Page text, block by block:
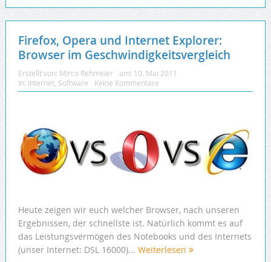
Firefox, Opera und Internet Explorer:
Browser im Geschwindigkeitsvergleich
Erstellt von: Mirco Rehmeier am: 10. Mai 2011
In: Internet, Software Keine Kommentare
Heute zeigen wir euch welcher Browser, nach unseren
Ergebnissen, der schnellste ist. Natürlich kommt es auf
das Leistungsvermögen des Notebooks und des Internets
(unser Internet: DSL 16000)... Weiterlesen